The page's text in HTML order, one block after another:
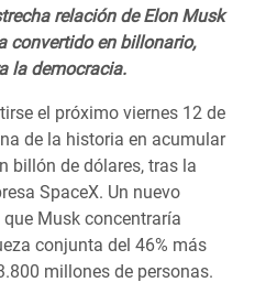
relación de Elon Musk
convertido en billonario,
la democracia.
el próximo viernes 12 de
de la historia en acumular
billón de dólares, tras la
SpaceX. Un nuevo
Musk concentraría
conjunta del 46% más
millones de personas.